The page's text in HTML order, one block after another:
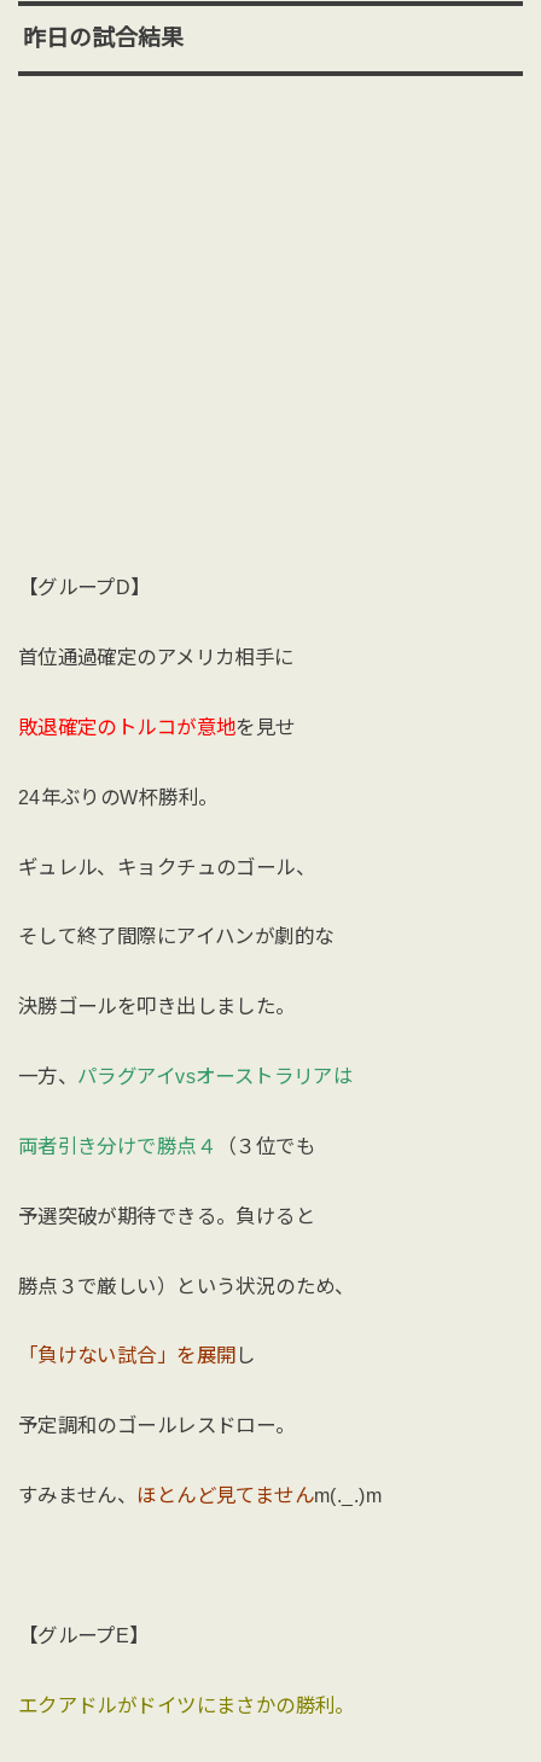
昨日の試合結果
【グループD】
首位通過確定のアメリカ相手に
敗退確定のトルコが意地を見せ
24年ぶりのW杯勝利。
ギュレル、キョクチュのゴール、
そして終了間際にアイハンが劇的な
決勝ゴールを叩き出しました。
一方、 パラグアイvsオーストラリアは
両者引き分けで勝点４ （３位でも
予選突破が期待できる。負けると
勝点３で厳しい）という状況のため、
「負けない試合」を展開 し
予定調和のゴールレスドロー。
すみません、 ほとんど見てませんm(._.)m
【グループE】
エクアドルがドイツにまさかの勝利。